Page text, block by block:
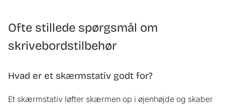
Ofte stillede spørgsmål om
skrivebordstilbehør
Hvad er et skærmstativ godt for?
Et skærmstativ løfter skærmen op i øjenhøjde og skaber